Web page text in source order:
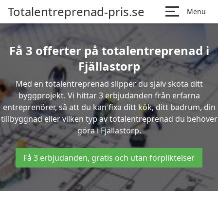
Totalentreprenad-pris.se Menu
Få 3 offerter på totalentreprenad i
Fjällastorp
Med en totalentreprenad slipper du själv sköta ditt
byggprojekt. Vi hittar 3 erbjudanden från erfarna
entreprenörer, så att du kan fixa ditt kök, ditt badrum, din
tillbyggnad eller vilken typ av totalentreprenad du behöver
göra i Fjällastorp.
Få 3 erbjudanden, gratis och utan förpliktelser